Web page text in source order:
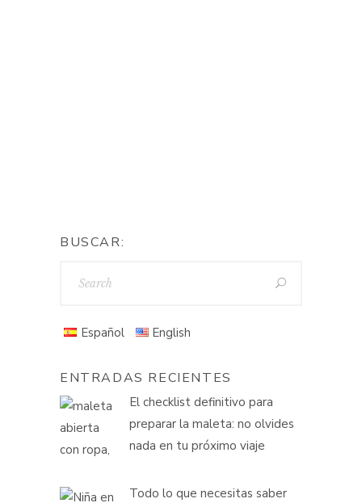
BUSCAR:
Español English
ENTRADAS RECIENTES
El checklist definitivo para
preparar la maleta: no olvides
nada en tu próximo viaje
Todo lo que necesitas saber